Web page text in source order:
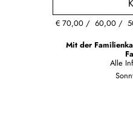
€ 70,00 60,00
Mit der
Alle